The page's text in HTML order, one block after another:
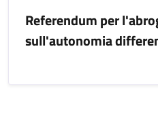
Referendum per
sull'autonomia